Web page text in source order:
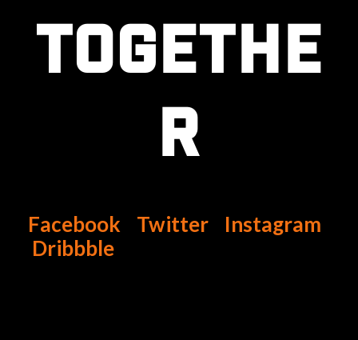
togethe
r
Facebook Twitter
Instagram
Dribbble